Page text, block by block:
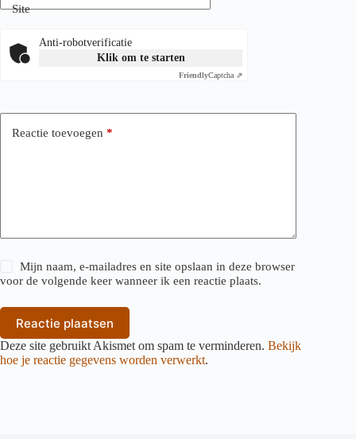
Site
Anti-robotverificatie
Klik om te starten
FriendlyCaptcha ⇗
Reactie toevoegen *
Mijn naam, e-mailadres en site opslaan in deze browser
voor de volgende keer wanneer ik een reactie plaats.
Reactie plaatsen
Deze site gebruikt Akismet om spam te verminderen. Bekijk
hoe je reactie gegevens worden verwerkt.